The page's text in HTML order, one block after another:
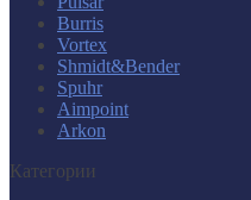
Burris
Vortex
Shmidt&Bender
Spuhr
Aimpoint
Arkon
Категории